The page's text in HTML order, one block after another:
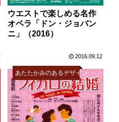
ウエストで楽しめる名作
オペラ「ドン・ジョバン
ニ」（2016）
2016.09.12
あたたかみのあるデザイン